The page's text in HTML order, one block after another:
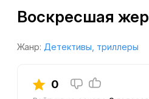
Воскресшая
Жанр: Детективы, триллеры
0